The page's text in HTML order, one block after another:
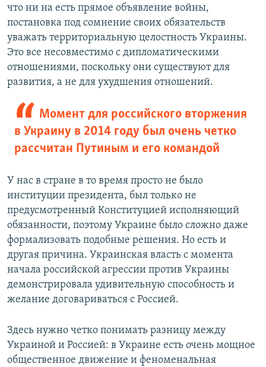
что ни на есть прямое объявление войны,
постановка под сомнение своих обязательств
уважать территориальную целостность Украины.
Это все несовместимо с дипломатическими
отношениями, поскольку они существуют для
развития, а не для ухудшения отношений.
Момент для российского вторжения
в Украину в 2014 году был очень четко
рассчитан Путиным и его командой
У нас в стране в то время просто не было
институции президента, был только не
предусмотренный Конституцией исполняющий
обязанности, поэтому Украине было сложно даже
формализовать подобные решения. Но есть и
другая причина. Украинская власть с момента
начала российской агрессии против Украины
демонстрировала удивительную способность и
желание договариваться с Россией.
Здесь нужно четко понимать разницу между
Украиной и Россией: в Украине есть очень мощное
общественное движение и феноменальная